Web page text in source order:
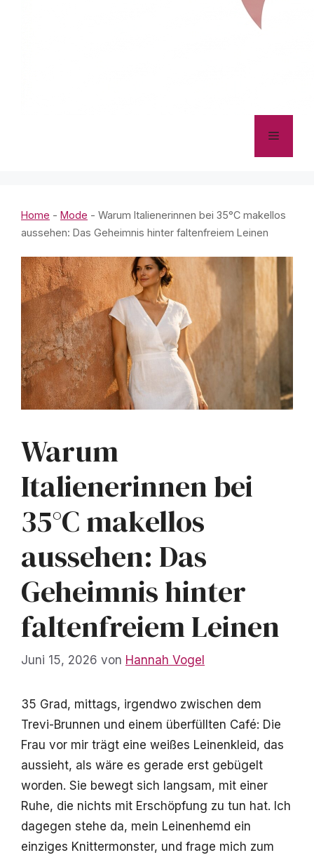
Menü
Home - Mode - Warum Italienerinnen bei 35°C makellos
aussehen: Das Geheimnis hinter faltenfreiem Leinen
Warum
Italienerinnen bei
35°C makellos
aussehen: Das
Geheimnis hinter
faltenfreiem Leinen
Juni 15, 2026 von Hannah Vogel
35 Grad, mittags, irgendwo zwischen dem
Trevi-Brunnen und einem überfüllten Café: Die
Frau vor mir trägt eine weißes Leinenkleid, das
aussieht, als wäre es gerade erst gebügelt
worden. Sie bewegt sich langsam, mit einer
Ruhe, die nichts mit Erschöpfung zu tun hat. Ich
dagegen stehe da, mein Leinenhemd ein
einziges Knittermonster, und frage mich zum